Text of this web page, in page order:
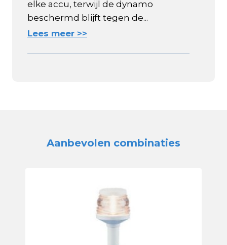
elke accu, terwijl de dynamo
beschermd blijft tegen de...
Lees meer >>
Aanbevolen combinaties